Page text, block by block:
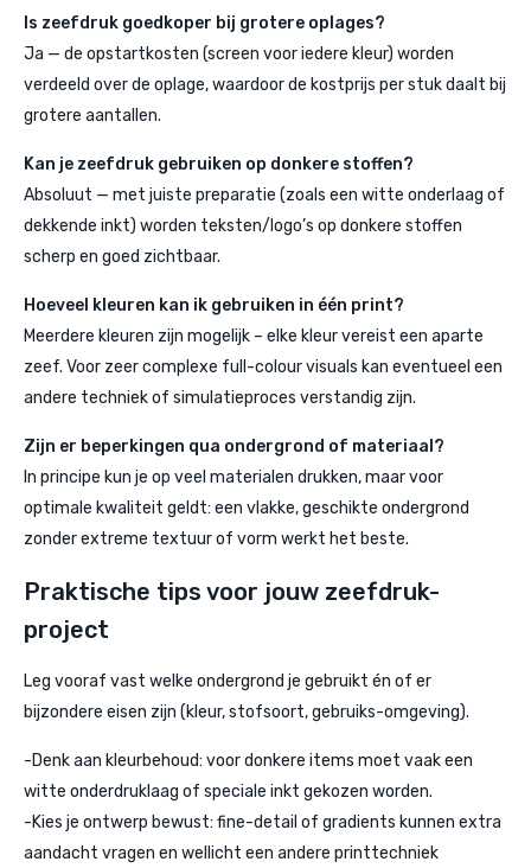
Is zeefdruk goedkoper bij grotere oplages?
Ja — de opstartkosten (screen voor iedere kleur) worden
verdeeld over de oplage, waardoor de kostprijs per stuk daalt bij
grotere aantallen.
Kan je zeefdruk gebruiken op donkere stoffen?
Absoluut — met juiste preparatie (zoals een witte onderlaag of
dekkende inkt) worden teksten/logo’s op donkere stoffen
scherp en goed zichtbaar.
Hoeveel kleuren kan ik gebruiken in één print?
Meerdere kleuren zijn mogelijk – elke kleur vereist een aparte
zeef. Voor zeer complexe full-colour visuals kan eventueel een
andere techniek of simulatieproces verstandig zijn.
Zijn er beperkingen qua ondergrond of materiaal?
In principe kun je op veel materialen drukken, maar voor
optimale kwaliteit geldt: een vlakke, geschikte ondergrond
zonder extreme textuur of vorm werkt het beste.
Praktische tips voor jouw zeefdruk-
project
Leg vooraf vast welke ondergrond je gebruikt én of er
bijzondere eisen zijn (kleur, stofsoort, gebruiks-omgeving).
-Denk aan kleurbehoud: voor donkere items moet vaak een
witte onderdruklaag of speciale inkt gekozen worden.
-Kies je ontwerp bewust: fine-detail of gradients kunnen extra
aandacht vragen en wellicht een andere printtechniek